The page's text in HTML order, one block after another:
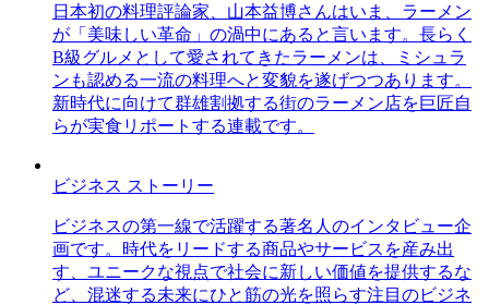
日本初の料理評論家、山本益博さんはいま、ラーメン
が「美味しい革命」の渦中にあると言います。長らく
B級グルメとして愛されてきたラーメンは、ミシュラ
ンも認める一流の料理へと変貌を遂げつつあります。
新時代に向けて群雄割拠する街のラーメン店を巨匠自
らが実食リポートする連載です。
ビジネス ストーリー
ビジネスの第一線で活躍する著名人のインタビュー企
画です。時代をリードする商品やサービスを産み出
す、ユニークな視点で社会に新しい価値を提供するな
ど、混迷する未来にひと筋の光を照らす注目のビジネ